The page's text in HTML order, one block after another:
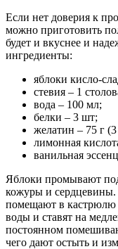
Если нет доверия к
можно приготовить
будет и вкуснее и
ингредиенты:
яблоки кисло-
стевия – 1
вода – 100 мл;
белки – 3 шт;
желатин – 75 г (3
лимонная
ванильная
Яблоки промывают
кожуры и
помещают в кастрюлю
воды и ставят на
постоянном
чего дают остыть и